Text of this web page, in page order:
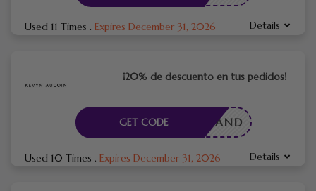
Used 11 Times . Expires December 31, 2026 Details
¡20% de descuento en tus pedidos!
INGBRAND
GET CODE
Used 10 Times . Expires December 31, 2026 Details